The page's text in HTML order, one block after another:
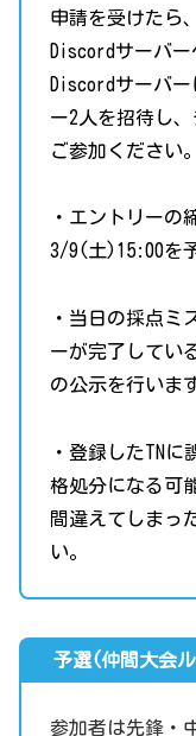
申請を受けたら
Discordサーバ
Discordサーバ
ー2人を招待し
ご参加ください。
・エントリーの
3/9(土)15:00を
・当日の採点ミ
ーが完了してい
の公示を行いま
・登録したTN
格処分になる可
間違えてしまっ
い。
予選(仲間大会
参加者は先鋒・